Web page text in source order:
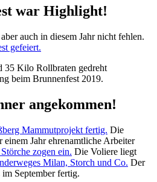
war Highlight!
auch in diesem Jahr nicht fehlen.
gefeiert.
beim Brunnenfest 2019.
angekommen!
Mammutprojekt fertig. Die
einem Jahr ehrenamtliche Arbeiter
zogen ein. Die Voliere liegt
Milan, Storch und Co. Der
September fertig.